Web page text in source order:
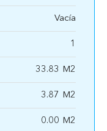
Vacía
1
33.83
0.00
3.87